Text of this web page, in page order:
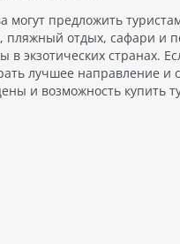
могут предложить
отдых, сафари и
в экзотических странах.
лучшее направление
и возможность купить